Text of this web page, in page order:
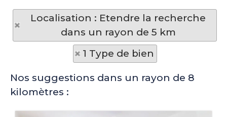
Localisation : Etendre la recherche
dans un rayon de 5 km
1 Type de bien
Nos suggestions dans un rayon de 8
kilomètres :